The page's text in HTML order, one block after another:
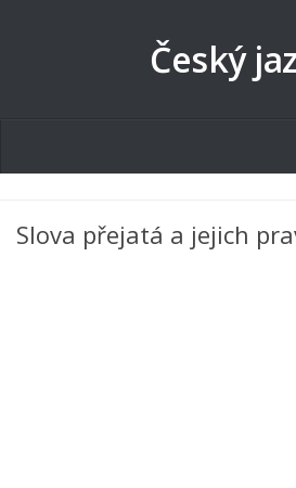
Český
Tematické okruhy
Slova přejatá a jejich